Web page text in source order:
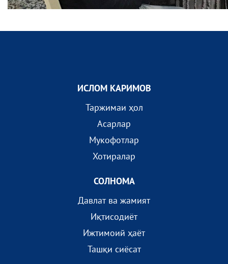
ИСЛОМ КАРИМОВ
Таржимаи ҳол
Асарлар
Мукофотлар
Хотиралар
СОЛНОМА
Давлат ва жамият
Иқтисодиёт
Ижтимоий ҳаёт
Ташқи сиёсат